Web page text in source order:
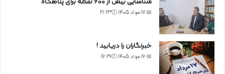
📅 17 مرداد 1405 🕙21:23
خبرنگاران را دریابید !
📅 16 مرداد 1405 🕙16:29